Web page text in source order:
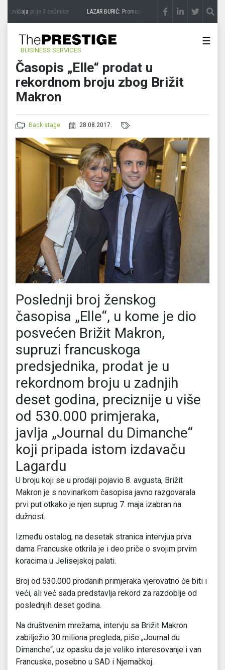
zavičajaprije 3 sedmice LAZAR ĐURIĆ: Promocija potencijal pretvara u destinaciju
BUSINESS SERVICES
☰
Časopis „Elle“ prodat u
rekordnom broju zbog Brižit
Makron
Back stage 28.08.2017.
Poslednji broj ženskog
časopisa „Elle“, u kome je dio
posvećen Brižit Makron,
supruzi francuskoga
predsjednika, prodat je u
rekordnom broju u zadnjih
deset godina, preciznije u više
od 530.000 primjeraka,
javlja „Journal du Dimanche“
koji pripada istom izdavaču
Lagardu
U broju koji se u prodaji pojavio 8. avgusta, Brižit
Makron je s novinarkom časopisa javno razgovarala
prvi put otkako je njen suprug 7. maja izabran na
dužnost.
Između ostalog, na desetak stranica intervjua prva
dama Francuske otkrila je i deo priče o svojim prvim
koracima u Jelisejskoj palati.
Broj od 530.000 prodanih primjeraka vjerovatno će biti i
veći, ali već sada predstavlja rekord za razdoblje od
poslednjih deset godina.
Na društvenim mrežama, intervju sa Brižit Makron
zabilježio 30 miliona pregleda, piše „Journal du
Dimanche“, uz opasku da je veliko interesovanje i van
Francuske, posebno u SAD i Njemačkoj.